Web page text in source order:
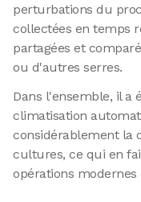
perturbations du
collectées en temps
partagées et
ou d'autres serres.
Dans l'ensemble, il
climatisation
considérablement la
cultures, ce qui en
opérations modernes